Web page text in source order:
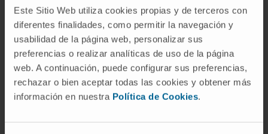
Este Sitio Web utiliza cookies propias y de terceros con
diferentes finalidades, como permitir la navegación y
usabilidad de la página web, personalizar sus
preferencias o realizar analíticas de uso de la página
web. A continuación, puede configurar sus preferencias,
rechazar o bien aceptar todas las cookies y obtener más
información en nuestra Política de Cookies.
tratamento dos distúrbios respiratórios do
sono– 2.ª edição.
Apresentou várias comunicações orais e
escritas em congressos nacionais
relacionados com a sua especialidade.